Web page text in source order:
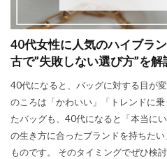
40代女性に人気のハイブラ
古で”失敗しない選び方”を解
40代になると、バッグに対する目が
のころは「かわいい」「トレンドに
たバッグも、40代になると「本当に
の生き方に合ったブランドを持ちた
ものです。 そのタイミングでぜひ検